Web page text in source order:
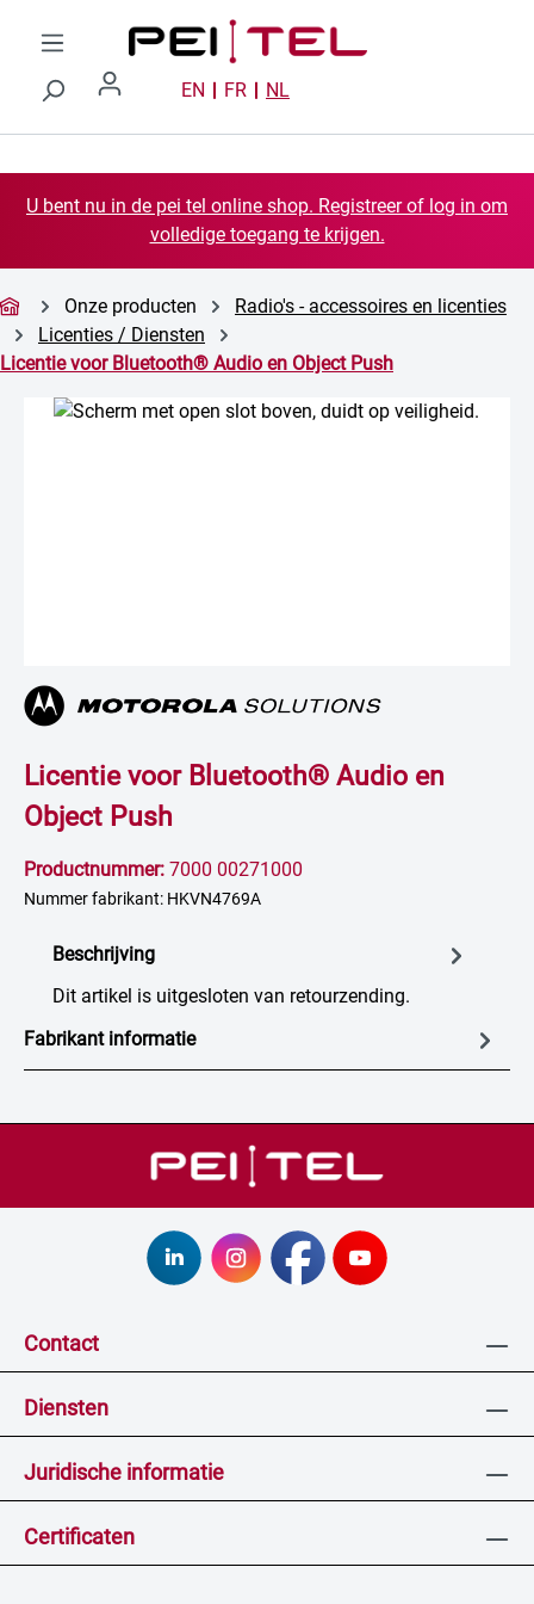
Ga naar de hoofdinhoud
EN FR NL
U bent nu in de pei tel online shop. Registreer of log in om
volledige toegang te krijgen.
Onze producten
Radio's - accessoires en licenties
Licenties / Diensten
Licentie voor Bluetooth® Audio en Object Push
Afbeeldingengalerij overslaan
Licentie voor Bluetooth® Audio en
Object Push
Productnummer: 7000 00271000
Nummer fabrikant: HKVN4769A
Beschrijving
Dit artikel is uitgesloten van retourzending.
Fabrikant informatie
Contact
Diensten
Juridische informatie
Certificaten